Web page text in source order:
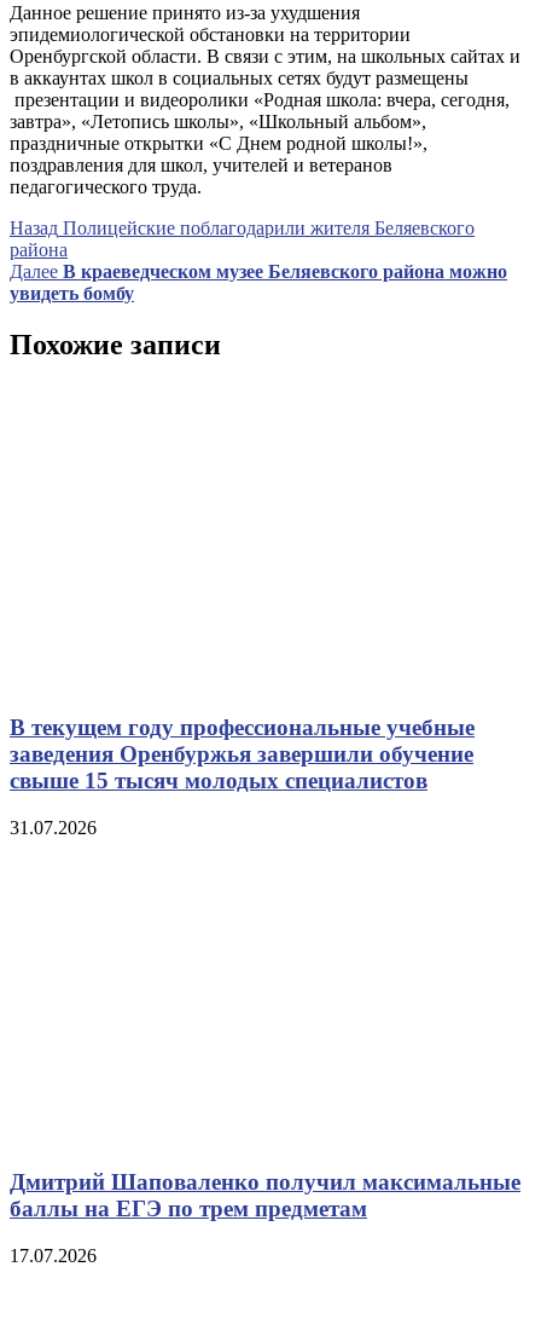
Данное решение принято из-за ухудшения
эпидемиологической обстановки на территории
Оренбургской области. В связи с этим, на школьных сайтах и
в аккаунтах школ в социальных сетях будут размещены
презентации и видеоролики «Родная школа: вчера, сегодня,
завтра», «Летопись школы», «Школьный альбом»,
праздничные открытки «С Днем родной школы!»,
поздравления для школ, учителей и ветеранов
педагогического труда.
Навигация
по
записям
Назад Предыдущая
запись
Полицейские поблагодарили жителя Беляевского
района
Далее Следующая
запись
В краеведческом музее Беляевского района можно
увидеть бомбу
Похожие записи
В текущем году профессиональные учебные
заведения Оренбуржья завершили обучение
свыше 15 тысяч молодых специалистов
31.07.2026
Дмитрий Шаповаленко получил максимальные
баллы на ЕГЭ по трем предметам
17.07.2026